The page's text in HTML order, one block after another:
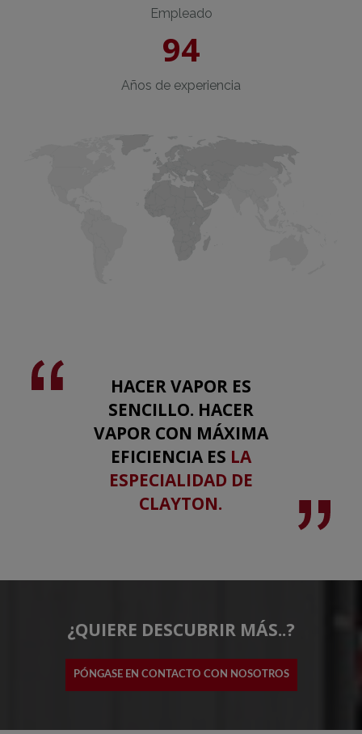
Empleado
94
Años de experiencia
HACER VAPOR ES
SENCILLO. HACER
VAPOR CON MÁXIMA
EFICIENCIA ES LA
ESPECIALIDAD DE
CLAYTON.
¿QUIERE DESCUBRIR MÁS..?
PÓNGASE EN CONTACTO CON NOSOTROS